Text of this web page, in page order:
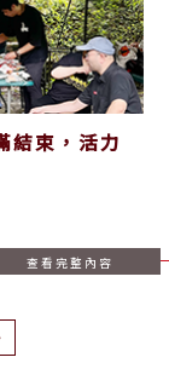
束，活力
查看完整內容
Next